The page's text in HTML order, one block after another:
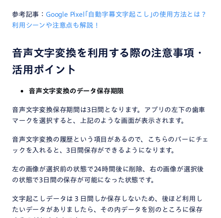
参考記事： Google Pixel｢自動字幕文字起こし｣の使用方法とは？
利用シーンや注意点も解説！
音声文字変換を利用する際の注意事項・
活用ポイント
音声文字変換のデータ保存期限
音声文字変換保存期間は3日間となります。アプリの左下の歯車
マークを選択すると、上記のような画面が表示されます。
音声文字変換の履歴という項目があるので、こちらのバーにチェ
ックを入れると、3日間保存ができるようになります。
左の画像が選択前の状態で24時間後に削除、右の画像が選択後
の状態で3日間の保存が可能になった状態です。
文字起こしデータは３日間しか保存しないため、後ほど利用し
たいデータがありましたら、その内データを別のところに保存